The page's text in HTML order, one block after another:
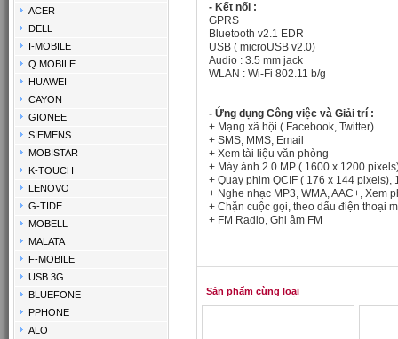
ACER
DELL
I-MOBILE
Q.MOBILE
HUAWEI
CAYON
GIONEE
SIEMENS
MOBISTAR
K-TOUCH
LENOVO
G-TIDE
MOBELL
MALATA
F-MOBILE
USB 3G
BLUEFONE
PPHONE
ALO
- Kết nối :
GPRS
Bluetooth v2.1 EDR
USB ( microUSB v2.0)
Audio : 3.5 mm jack
WLAN : Wi-Fi 802.11 b/g
- Ứng dụng Công việc và Giải trí :
+ Mạng xã hội ( Facebook, Twitter)
+ SMS, MMS, Email
+ Xem tài liệu văn phòng
+ Máy ảnh 2.0 MP ( 1600 x 1200
+ Quay phim QCIF ( 176 x 144 pixels),
+ Nghe nhạc MP3, WMA, AAC+, Xem
+ Chặn cuộc gọi, theo dấu điện thoại
+ FM Radio, Ghi âm FM
Sản phẩm cùng loại